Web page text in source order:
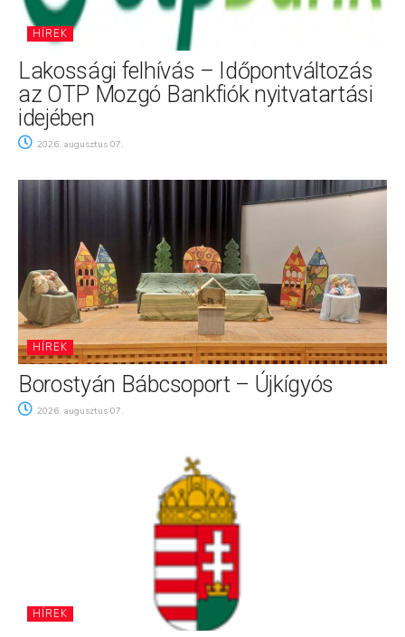
HÍREK
Lakossági felhívás – Időpontváltozás
az OTP Mozgó Bankfiók nyitvatartási
idejében
2026. augusztus 07.
HÍREK
Borostyán Bábcsoport – Újkígyós
2026. augusztus 07.
HÍREK